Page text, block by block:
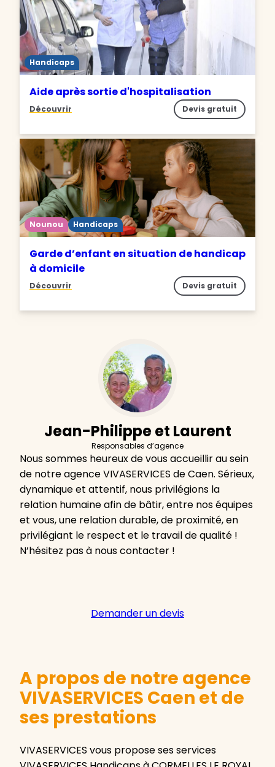
Handicaps
Aide après sortie d'hospitalisation
Découvrir Devis gratuit
Nounou Handicaps
Garde d’enfant en situation de handicap
à domicile
Découvrir Devis gratuit
Jean-Philippe et Laurent
Responsables d’agence
Nous sommes heureux de vous accueillir au sein
de notre agence VIVASERVICES de Caen. Sérieux,
dynamique et attentif, nous privilégions la
relation humaine afin de bâtir, entre nos équipes
et vous, une relation durable, de proximité, en
privilégiant le respect et le travail de qualité !
N’hésitez pas à nous contacter !
Demander un devis
A propos de notre agence
VIVASERVICES Caen et de
ses prestations
VIVASERVICES vous propose ses services